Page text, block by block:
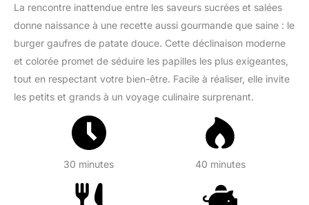
La rencontre inattendue entre les saveurs sucrées et salées
donne naissance à une recette aussi gourmande que saine : le
burger gaufres de patate douce. Cette déclinaison moderne
et colorée promet de séduire les papilles les plus exigeantes,
tout en respectant votre bien-être. Facile à réaliser, elle invite
les petits et grands à un voyage culinaire surprenant.
30 minutes 40 minutes